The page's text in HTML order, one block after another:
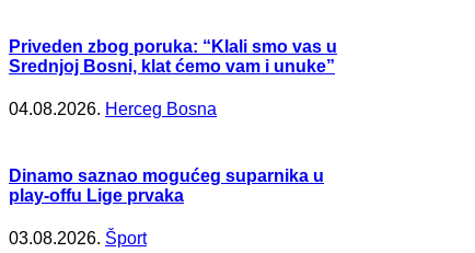
Priveden zbog poruka: “Klali smo vas u
Srednjoj Bosni, klat ćemo vam i unuke”
04.08.2026. Herceg Bosna
Dinamo saznao mogućeg suparnika u
play-offu Lige prvaka
03.08.2026. Šport